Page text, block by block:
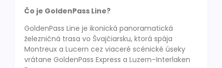
Čo je GoldenPass Line?
GoldenPass Line je ikonická panoramatická
železničná trasa vo Švajčiarsku, ktorá spája
Montreux a Lucern cez viaceré scénické úseky
vrátane GoldenPass Express a Luzern–Interlaken